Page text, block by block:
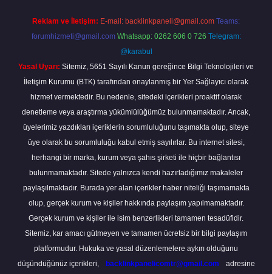
Reklam ve İletişim: E-mail: backlinkpaneli@gmail.com Teams:
forumhizmeti@gmail.com Whatsapp: 0262 606 0 726 Telegram:
@karabul
Yasal Uyarı: Sitemiz, 5651 Sayılı Kanun gereğince Bilgi Teknolojileri ve
İletişim Kurumu (BTK) tarafından onaylanmış bir Yer Sağlayıcı olarak
hizmet vermektedir. Bu nedenle, sitedeki içerikleri proaktif olarak
denetleme veya araştırma yükümlülüğümüz bulunmamaktadır. Ancak,
üyelerimiz yazdıkları içeriklerin sorumluluğunu taşımakta olup, siteye
üye olarak bu sorumluluğu kabul etmiş sayılırlar. Bu internet sitesi,
herhangi bir marka, kurum veya şahıs şirketi ile hiçbir bağlantısı
bulunmamaktadır. Sitede yalnızca kendi hazırladığımız makaleler
paylaşılmaktadır. Burada yer alan içerikler haber niteliği taşımamakta
olup, gerçek kurum ve kişiler hakkında paylaşım yapılmamaktadır.
Gerçek kurum ve kişiler ile isim benzerlikleri tamamen tesadüfidir.
Sitemiz, kar amacı gütmeyen ve tamamen ücretsiz bir bilgi paylaşım
platformudur. Hukuka ve yasal düzenlemelere aykırı olduğunu
düşündüğünüz içerikleri,
backlinkpanelicomtr@gmail.com adresine